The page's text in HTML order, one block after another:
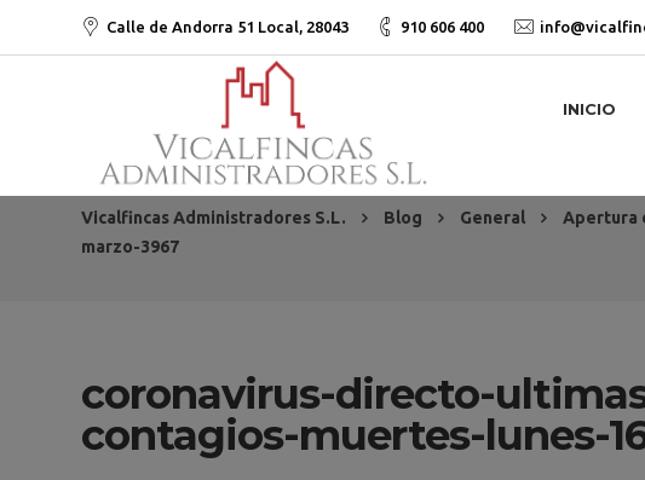
Calle de Andorra 51 Local, 28043 910 606 400
INICIO
Vicalfincas Administradores S.L. Blog General Apertura
marzo-3967
coronavirus-directo-
contagios-muertes-lunes-